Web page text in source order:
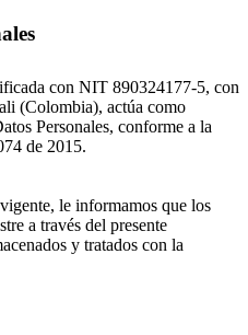
con NIT 890324177-5, con
(Colombia), actúa como
Personales, conforme a la
de 2015.
le informamos que los
a través del presente
y tratados con la